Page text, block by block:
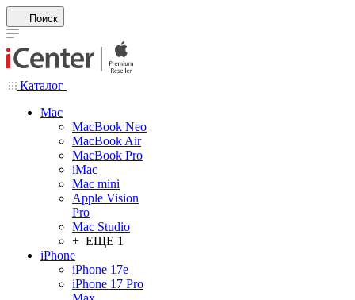
Поиск
Каталог
Mac
MacBook Neo
MacBook Air
MacBook Pro
iMac
Mac mini
Apple Vision
Pro
Mac Studio
+ ЕЩЕ 1
iPhone
iPhone 17e
iPhone 17 Pro